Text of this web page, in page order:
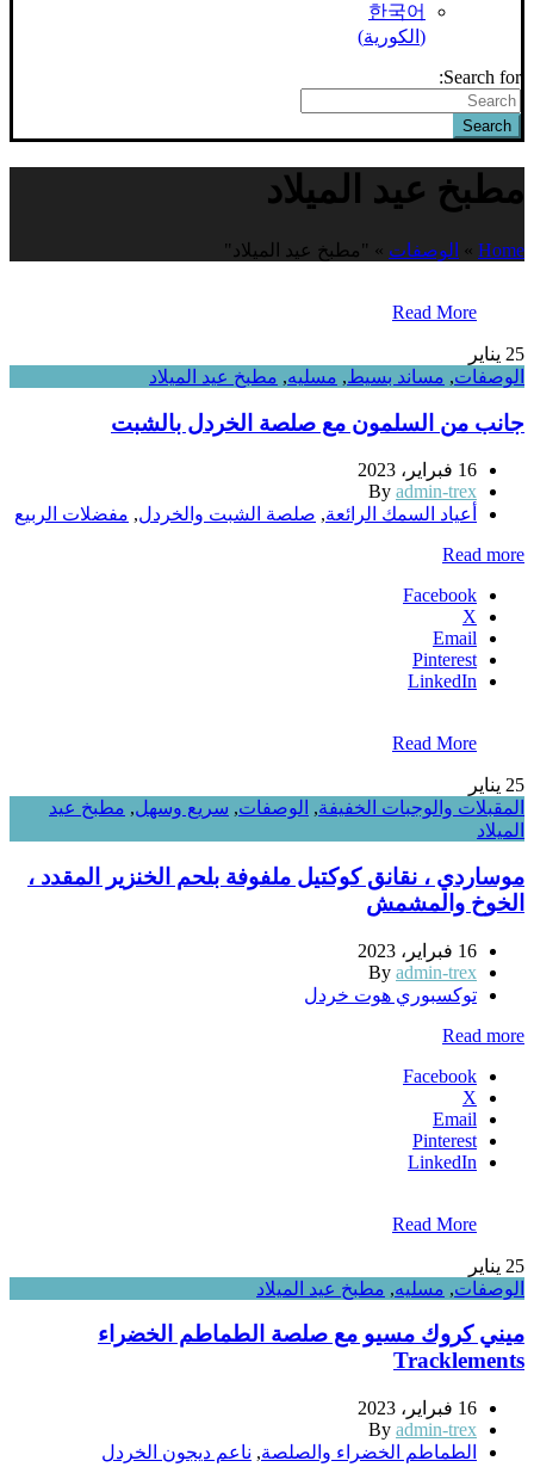
한국어
( الكورية)
Search for:
Search
مطبخ عيد الميلاد
Home
» الوصفات » "مطبخ عيد الميلاد"
Read More
25 يناير
الوصفات, مساند بسيط, مسليه, مطبخ عيد الميلاد
جانب من السلمون مع صلصة الخردل بالشبت
16 فبراير، 2023
By admin-trex
أعياد السمك الرائعة, صلصة الشبت والخردل, مفضلات الربيع
Read more
Facebook
X
Email
Pinterest
LinkedIn
Read More
25 يناير
المقبلات والوجبات الخفيفة, الوصفات, سريع وسهل, مطبخ عيد
الميلاد
موساردي ، نقانق كوكتيل ملفوفة بلحم الخنزير المقدد ،
الخوخ والمشمش
16 فبراير، 2023
By admin-trex
توكسبوري هوت خردل
Read more
Facebook
X
Email
Pinterest
LinkedIn
Read More
25 يناير
الوصفات, مسليه, مطبخ عيد الميلاد
ميني كروك مسيو مع صلصة الطماطم الخضراء
Tracklements
16 فبراير، 2023
By admin-trex
الطماطم الخضراء والصلصة, ناعم ديجون الخردل